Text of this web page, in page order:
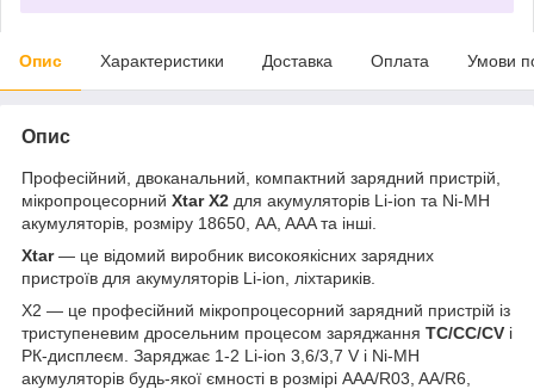
Опис Характеристики Доставка Оплата Умови
Опис
Професійний, двоканальний, компактний зарядний пристрій,
мікропроцесорний Xtar X2 для акумуляторів Li-ion та Ni-MH
акумуляторів, розміру 18650, AA, AAA та інші.
Xtar— це відомий виробник високоякісних зарядних
пристроїв для акумуляторів Li-ion, ліхтариків.
X2 — це професійний мікропроцесорний зарядний пристрій із
триступеневим дросельним процесом заряджання TC/CC/CV і
РК-дисплеєм. Заряджає 1-2 Li-ion 3,6/3,7 V і Ni-MH
акумуляторів будь-якої ємності в розмірі ААА/R03, AA/R6,